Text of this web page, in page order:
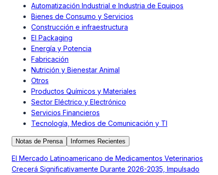
Automatización Industrial e Industria de Equipos
Bienes de Consumo y Servicios
Construcción e infraestructura
El Packaging
Energía y Potencia
Fabricación
Nutrición y Bienestar Animal
Otros
Productos Químicos y Materiales
Sector Eléctrico y Electrónico
Servicios Financieros
Tecnología, Medios de Comunicación y TI
Notas de Prensa Informes Recientes
El Mercado Latinoamericano de Medicamentos Veterinarios
Crecerá Significativamente Durante 2026-2035, Impulsado